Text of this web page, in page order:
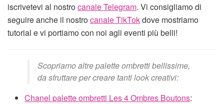
iscrivetevi al nostrocanale Telegram. Vi consigliamo di
seguire anche il nostrocanale TikTokdove mostriamo
tutorial e vi portiamo con noi agli eventi più belli!
Scopriamo altre palette ombretti bellissime,
da sfruttare per creare tanti look creativi:
Chanel palette ombretti Les 4 Ombres Boutons: